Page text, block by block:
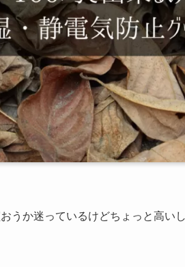
うか迷っているけどちょっと高い